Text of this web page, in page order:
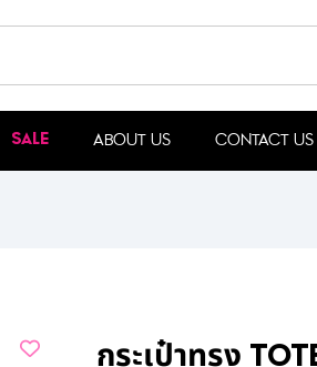
SALE ABOUT US CONTACT US
กระเป๋าทรง